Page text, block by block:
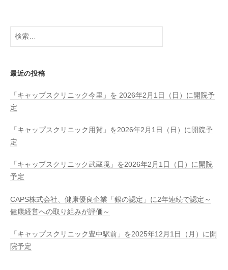
検
最近の投稿
「キャップスクリニック今里」を 2026年2月1日（日）に開院予
定
「キャップスクリニック用賀」を2026年2月1日（日）に開院予
定
「キャップスクリニック武蔵境」を2026年2月1日（日）に開院
予定
CAPS株式会社、健康優良企業「銀の認定」に2年連続で認定～
健康経営への取り組みが評価～
「キャップスクリニック豊中駅前」を2025年12月1日（月）に開
院予定